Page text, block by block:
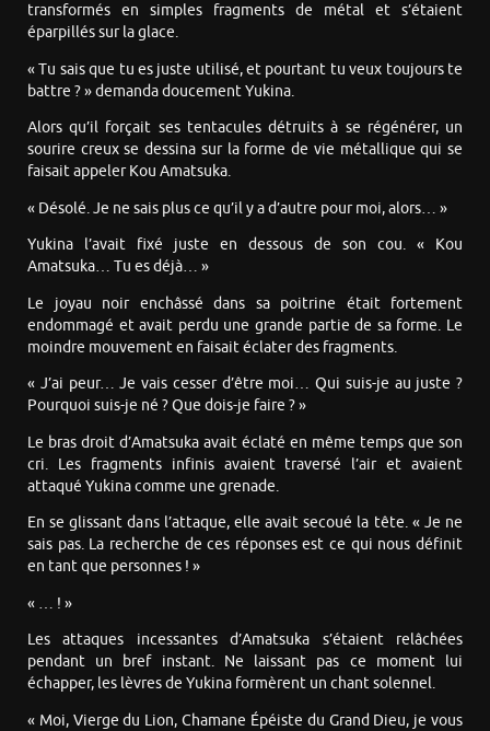
transformés en simples fragments de métal et s’étaient
éparpillés sur la glace.
« Tu sais que tu es juste utilisé, et pourtant tu veux toujours te
battre ? » demanda doucement Yukina.
Alors qu’il forçait ses tentacules détruits à se régénérer, un
sourire creux se dessina sur la forme de vie métallique qui se
faisait appeler Kou Amatsuka.
« Désolé. Je ne sais plus ce qu’il y a d’autre pour moi, alors… »
Yukina l’avait fixé juste en dessous de son cou. « Kou
Amatsuka… Tu es déjà… »
Le joyau noir enchâssé dans sa poitrine était fortement
endommagé et avait perdu une grande partie de sa forme. Le
moindre mouvement en faisait éclater des fragments.
« J’ai peur… Je vais cesser d’être moi… Qui suis-je au juste ?
Pourquoi suis-je né ? Que dois-je faire ? »
Le bras droit d’Amatsuka avait éclaté en même temps que son
cri. Les fragments infinis avaient traversé l’air et avaient
attaqué Yukina comme une grenade.
En se glissant dans l’attaque, elle avait secoué la tête. « Je ne
sais pas. La recherche de ces réponses est ce qui nous définit
en tant que personnes ! »
« … ! »
Les attaques incessantes d’Amatsuka s’étaient relâchées
pendant un bref instant. Ne laissant pas ce moment lui
échapper, les lèvres de Yukina formèrent un chant solennel.
« Moi, Vierge du Lion, Chamane Épéiste du Grand Dieu, je vous